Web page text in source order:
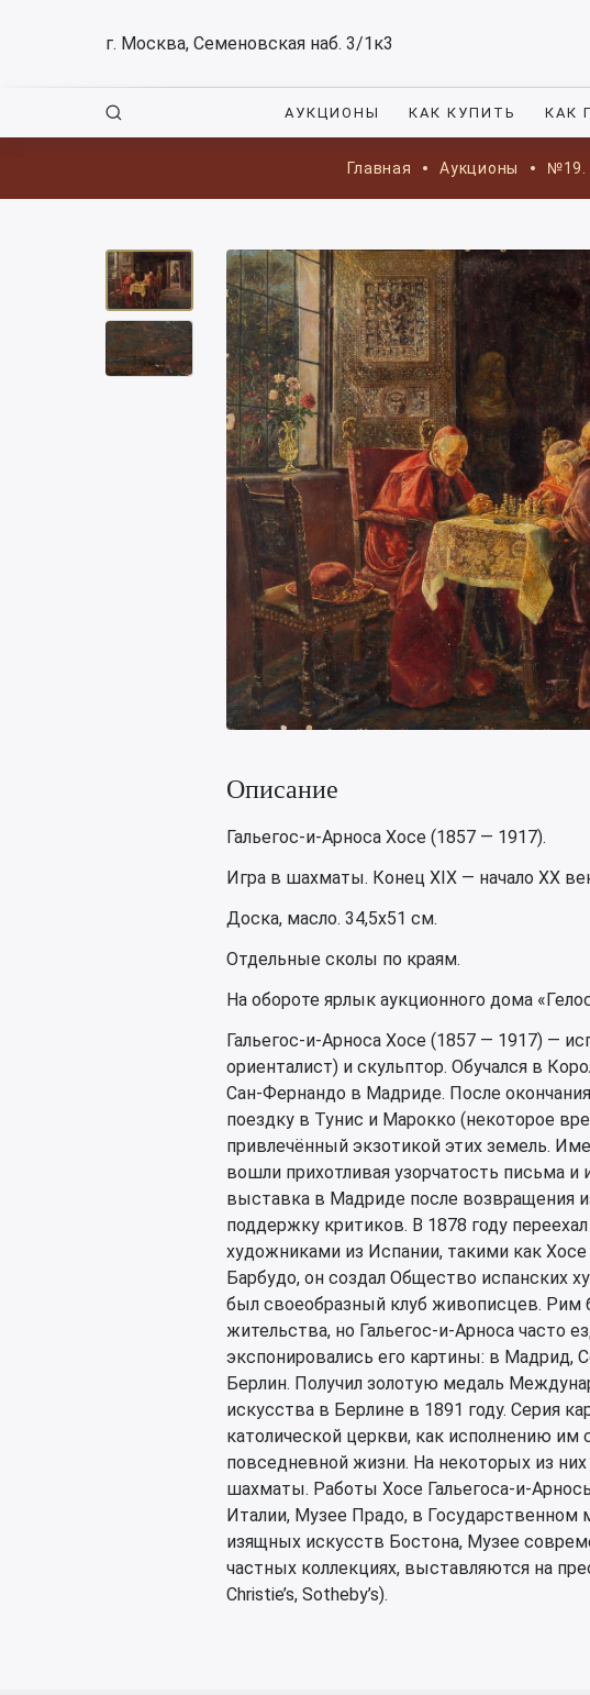
г. Москва, Семеновская наб. 3/1к3
АУКЦИОНЫ КАК КУПИТЬ КАК
Главная Аукционы №19.
Описание
Гальегос-и-Арноса Хосе (1857 — 1917).
Игра в шахматы. Конец XIX — начало XX
Доска, масло. 34,5х51 см.
Отдельные сколы по краям.
На обороте ярлык аукционного дома
Гальегос-и-Арноса Хосе (1857 — 1917) —
ориенталист) и скульптор. Обучался в
Сан-Фернандо в Мадриде. После
поездку в Тунис и Марокко (некоторое
привлечённый экзотикой этих земель.
вошли прихотливая узорчатость письма и
выставка в Мадриде после возвращения
поддержку критиков. В 1878 году
художниками из Испании, такими как
Барбудо, он создал Общество испанских
был своеобразный клуб живописцев.
жительства, но Гальегос-и-Арноса часто
экспонировались его картины: в
Берлин. Получил золотую медаль
искусства в Берлине в 1891 году. Серия
католической церкви, как исполнению им
повседневной жизни. На некоторых из
шахматы. Работы Хосе Гальегоса-и-
Италии, Музее Прадо, в Государственном
изящных искусств Бостона, Музее
частных коллекциях, выставляются на
Christie’s, Sotheby’s).